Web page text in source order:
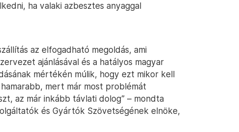
ha valaki azbesztes anyaggal
az elfogadható megoldás, ami
ajánlásával és a hatályos magyar
mértékén múlik, hogy ezt mikor kell
mert már most problémát
az már inkább távlati dolog” – mondta
és Gyártók Szövetségének elnöke,